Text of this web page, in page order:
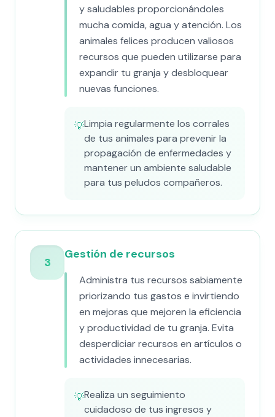
y saludables proporcionándoles
mucha comida, agua y atención. Los
animales felices producen valiosos
recursos que pueden utilizarse para
expandir tu granja y desbloquear
nuevas funciones.
💡Limpia regularmente los corrales
de tus animales para prevenir la
propagación de enfermedades y
mantener un ambiente saludable
para tus peludos compañeros.
3
Gestión de recursos
Administra tus recursos sabiamente
priorizando tus gastos e invirtiendo
en mejoras que mejoren la eficiencia
y productividad de tu granja. Evita
desperdiciar recursos en artículos o
actividades innecesarias.
💡Realiza un seguimiento
cuidadoso de tus ingresos y